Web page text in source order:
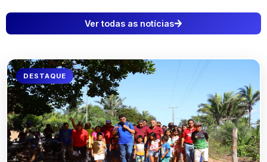
Ver todas as notícias
DESTAQUE